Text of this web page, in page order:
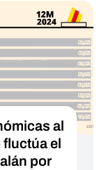
al
fluctúa el
por